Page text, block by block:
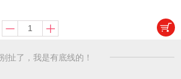
别扯了，我是有底线的！